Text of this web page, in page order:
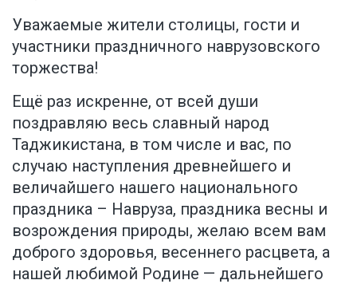
Уважаемые жители столицы, гости и
участники праздничного наврузовского
торжества!
Ещё раз искренне, от всей души
поздравляю весь славный народ
Таджикистана, в том числе и вас, по
случаю наступления древнейшего и
величайшего нашего национального
праздника – Навруза, праздника весны и
возрождения природы, желаю всем вам
доброго здоровья, весеннего расцвета, а
нашей любимой Родине — дальнейшего